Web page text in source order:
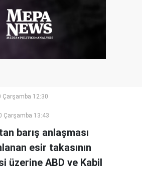
Çarşamba 12:30
Çarşamba 13:43
barış anlaşması
esir takasının
üzerine ABD ve Kabil